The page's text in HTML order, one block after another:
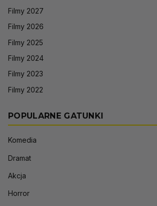
Filmy 2027
Filmy 2026
Filmy 2025
Filmy 2024
Filmy 2023
Filmy 2022
POPULARNE GATUNKI
Komedia
Dramat
Akcja
Horror